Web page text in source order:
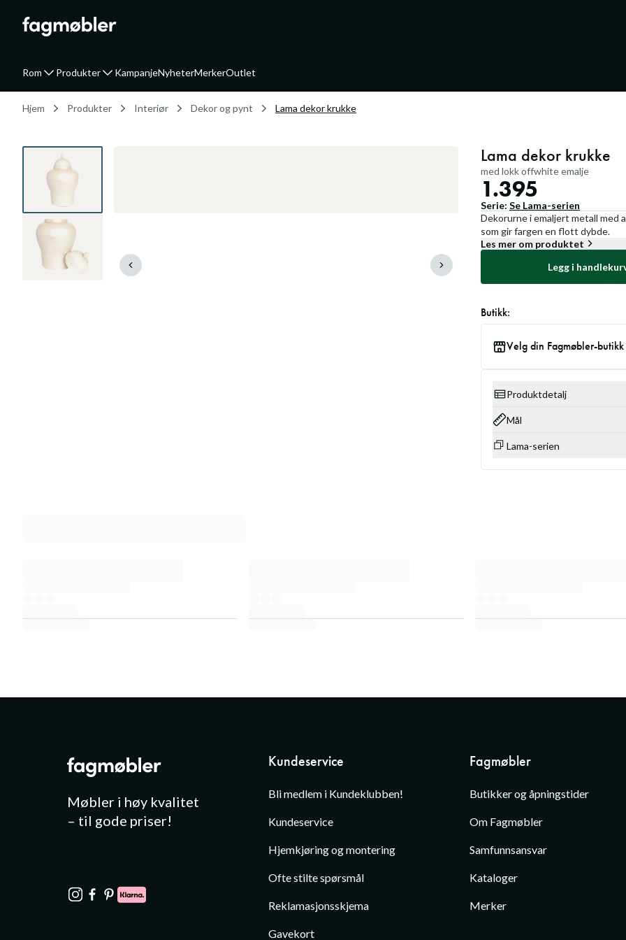
Rom Produkter KampanjeNyheterMerkerOutlet
Hjem Produkter Interiør Dekor og pynt Lama dekor krukke
Lama dekor krukke
med lokk offwhite emalje
1.395
Serie: Se Lama-serien
Dekorurne i emaljert metall
som gir fargen en flott dybde.
Les mer om produktet
Legg i
Butikk:
Velg din Fagmøbler-butikk
Produktdetalj
Mål
Lama-serien
Møbler i høy kvalitet
– til gode priser!
Kundeservice
Bli medlem i Kundeklubben!
Kundeservice
Hjemkjøring og montering
Ofte stilte spørsmål
Reklamasjonsskjema
Gavekort
Fagmøbler
Butikker og åpningstider
Om Fagmøbler
Samfunnsansvar
Kataloger
Merker